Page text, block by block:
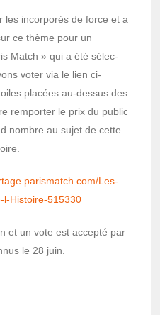
les incor­po­rés de force et a
ce thème pour un
Match » qui a été sélec­
voter via le lien ci-
placées au-dessus des
rempor­ter le prix du public
nombre au sujet de cette
Les-
l-Histoire-515330
et un vote est accepté par
le 28 juin.